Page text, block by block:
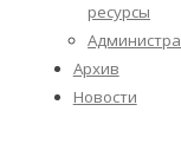
ресурсы
Архив
Новости